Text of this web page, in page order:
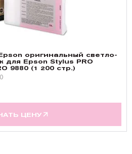
оригинальный светло-
для Epson Stylus PRO
9880 (1 200 стр.)
ЦЕНУ